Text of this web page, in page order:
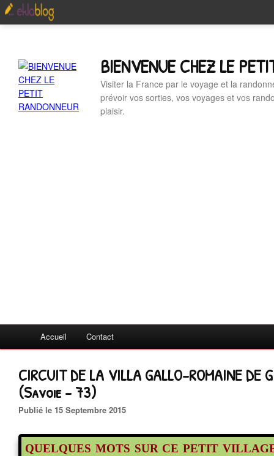
BIENVENUE CHEZ LE
Visiter la France par le voyage et la
prévoir vos sorties, vos voyages et vos
plaisir.
Accueil Contact
CIRCUIT DE LA VILLA GALLO-ROMAINE DE
(Savoie - 73)
Publié le 15 Septembre 2015
QUELQUES MOTS SUR CE PETIT